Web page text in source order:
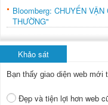
Bloomberg: CHUYẾN
THƯỜNG"
Khảo sát
Bạn thấy giao diện web mới
Đẹp và tiện lợi hơn web